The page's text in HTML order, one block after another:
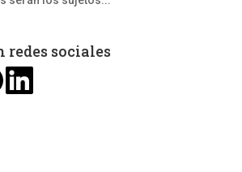
redes sociales